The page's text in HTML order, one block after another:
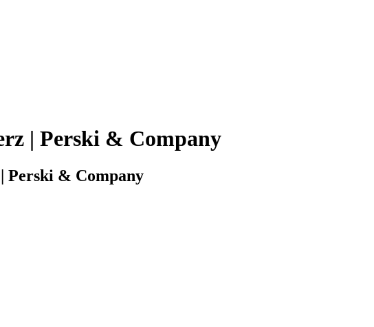
| Perski & Company
Perski & Company